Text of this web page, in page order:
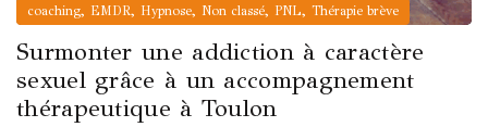
coaching, EMDR, Hypnose, Non classé, PNL, Thérapie brève
Surmonter une addiction à caractère
sexuel grâce à un accompagnement
thérapeutique à Toulon